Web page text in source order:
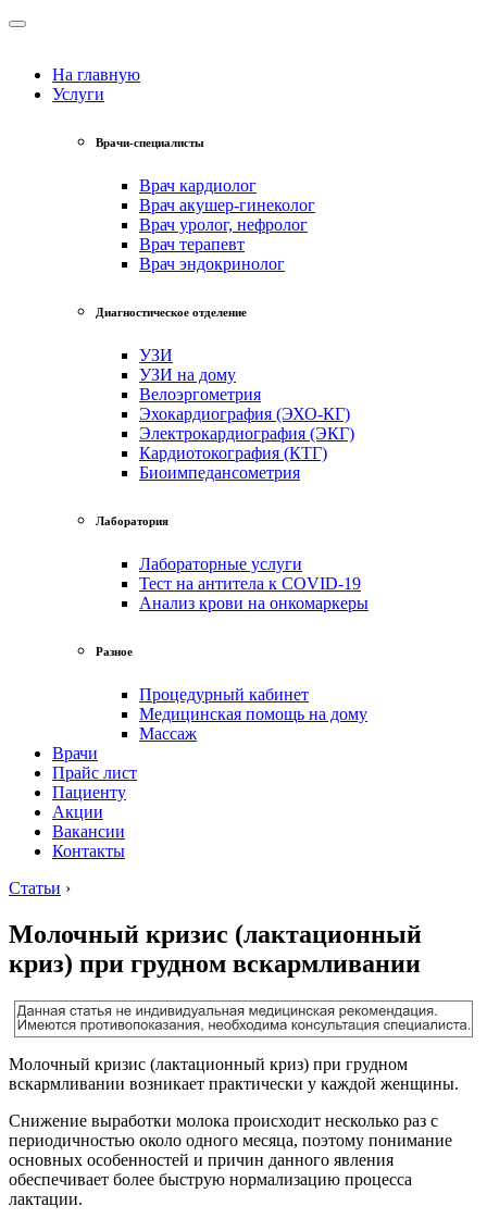
На главную
Услуги
Врачи-специалисты
Врач кардиолог
Врач акушер-гинеколог
Врач уролог, нефролог
Врач терапевт
Врач эндокринолог
Диагностическое отделение
УЗИ
УЗИ на дому
Велоэргометрия
Эхокардиография (ЭХО-КГ)
Электрокардиография (ЭКГ)
Кардиотокография (КТГ)
Биоимпедансометрия
Лаборатория
Лабораторные услуги
Тест на антитела к COVID-19
Анализ крови на онкомаркеры
Разное
Процедурный кабинет
Медицинская помощь на дому
Массаж
Врачи
Прайс лист
Пациенту
Акции
Вакансии
Контакты
Статьи ›
Молочный кризис (лактационный
криз) при грудном вскармливании
Молочный кризис (лактационный криз) при грудном
вскармливании возникает практически у каждой женщины.
Снижение выработки молока происходит несколько раз с
периодичностью около одного месяца, поэтому понимание
основных особенностей и причин данного явления
обеспечивает более быструю нормализацию процесса
лактации.